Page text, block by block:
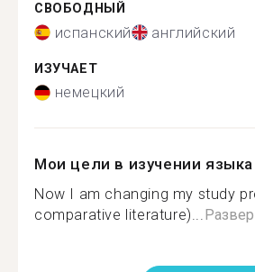
СВОБОДНЫЙ
испанский английский
ИЗУЧАЕТ
немецкий
Мои цели в изучении языка
Now I am changing my study
comparative literature)...